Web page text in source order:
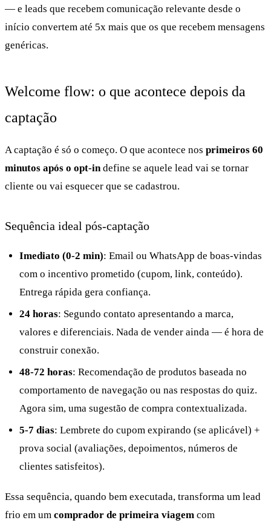
— e leads que recebem comunicação relevante desde o
início convertem até 5x mais que os que recebem mensagens
genéricas.
Welcome flow: o que acontece depois da
captação
A captação é só o começo. O que acontece nos primeiros 60
minutos após o opt-indefine se aquele lead vai se tornar
cliente ou vai esquecer que se cadastrou.
Sequência ideal pós-captação
Imediato (0-2 min): Email ou WhatsApp de boas-vindas
com o incentivo prometido (cupom, link, conteúdo).
Entrega rápida gera confiança.
24 horas: Segundo contato apresentando a marca,
valores e diferenciais. Nada de vender ainda — é hora de
construir conexão.
48-72 horas: Recomendação de produtos baseada no
comportamento de navegação ou nas respostas do quiz.
Agora sim, uma sugestão de compra contextualizada.
5-7 dias: Lembrete do cupom expirando (se aplicável) +
prova social (avaliações, depoimentos, números de
clientes satisfeitos).
Essa sequência, quando bem executada, transforma um lead
frio em um comprador de primeira viagem com